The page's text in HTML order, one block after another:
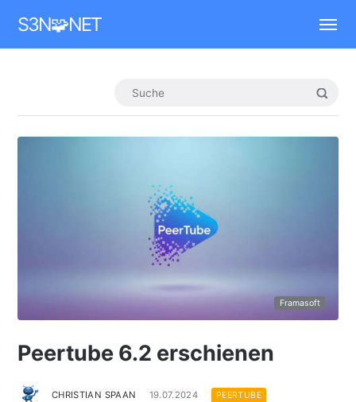
S3N🧩NET
Framasoft
Peertube 6.2 erschienen
CHRISTIAN SPAAN 19.07.2024 PEERTUBE